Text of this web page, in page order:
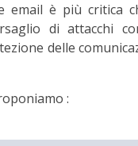
email è più critica
di attacchi
delle
: